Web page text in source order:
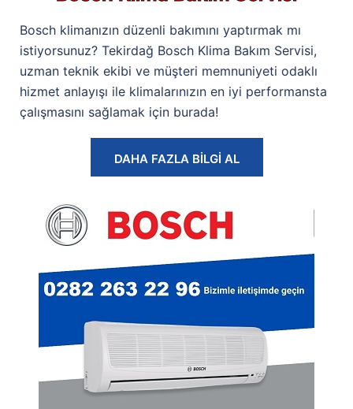
Bosch klimanızın düzenli bakımını yaptırmak mı
istiyorsunuz? Tekirdağ Bosch Klima Bakım Servisi,
uzman teknik ekibi ve müşteri memnuniyeti odaklı
hizmet anlayışı ile klimalarınızın en iyi performansta
çalışmasını sağlamak için burada!
DAHA FAZLA BİLGİ AL